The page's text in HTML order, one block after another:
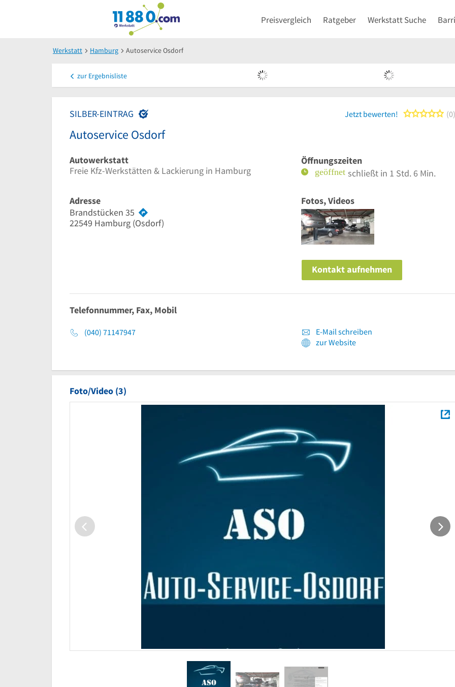
Preisvergleich Ratgeber Werkstatt Suche
Werkstatt Hamburg Autoservice Osdorf
zur Ergebnisliste
SILBER-EINTRAG Jetzt bewerten! 00
Autoservice Osdorf
Autowerkstatt
Freie Kfz-Werkstätten & Lackierung in Hamburg
Öffnungszeiten
schließt in 1 Std. 6 Min.
Adresse
Brandstücken 35
22549 Hamburg (Osdorf)
Fotos, Videos
Kontakt aufnehmen
Telefonnummer, Fax, Mobil
(040) 71147947
E-Mail schreiben
zur Website
Foto/Video (3)